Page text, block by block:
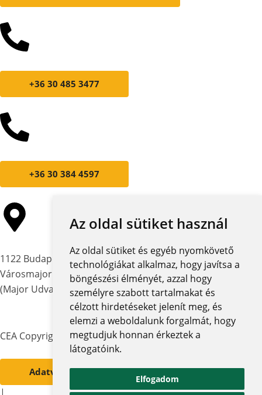
Az oldal sütiket használ
Az oldal sütiket és egyéb nyomkövető
technológiákat alkalmaz, hogy javítsa a
böngészési élményét, azzal hogy
személyre szabott tartalmakat és
célzott hirdetéseket jelenít meg, és
elemzi a weboldalunk forgalmát, hogy
megtudjuk honnan érkeztek a
látogatóink.
Elfogadom
+36 30 485 3477
+36 30 384 4597
1122 Budapest,
Városmajor utca 12-14.
(Major Udvar Irodaház)
CEA Copyright © 2026 | Minden jog fenntartva
Adatvédelmi szabályzat és tájékoztatók